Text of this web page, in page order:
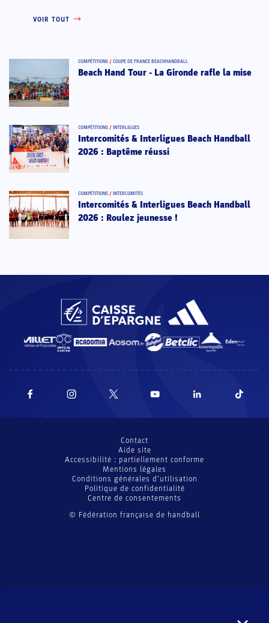
VOIR TOUT
COMPÉTITIONS / COUPE DE FRANCE BEACHHANDBALL
Beach Hand Tour - La Gironde rafle la mise
COMPÉTITIONS / INTERLIGUES
Intercomités & Interligues Beach Handball
2026 : Baptême réussi
COMPÉTITIONS / INTERCOMITÉS
Intercomités & Interligues Beach Handball
2026 : Roulez jeunesse !
© Fédération française de handball
Contact
Aide site
Accessibilité : partiellement conforme
Mentions légales
Conditions générales d’utilisation
Politique de confidentialité
Centre de consentements